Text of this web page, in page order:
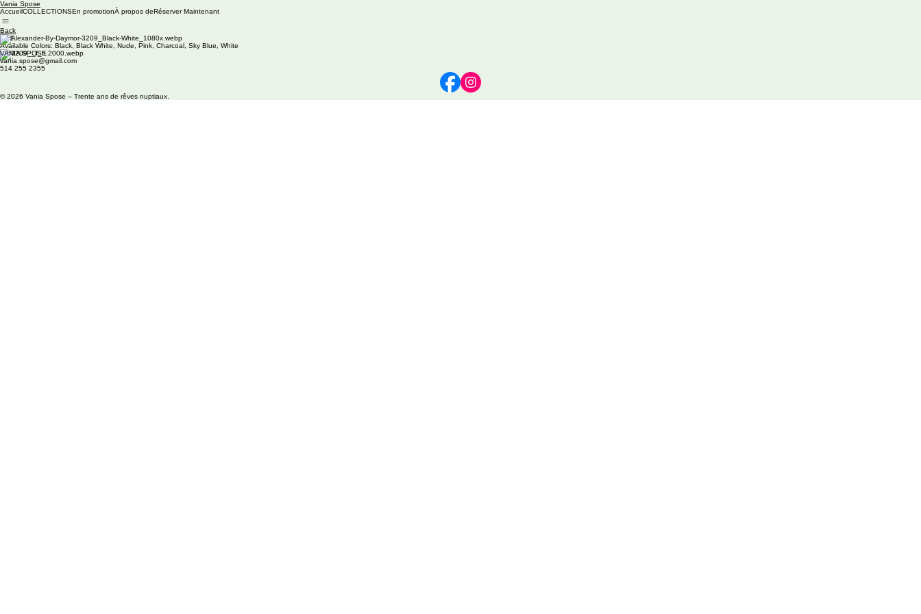
Vania Spose
AccueilCOLLECTIONSEn promotionÀ propos deRéserver Maintenant
Back
M31
Available Colors: Black, Black White, Nude, Pink, Charcoal, Sky Blue, White
VANIA SPOSE
vania.spose@gmail.com
514 255 2355
© 2026 Vania Spose – Trente ans de rêves nuptiaux.